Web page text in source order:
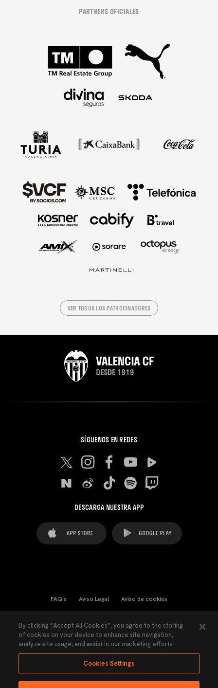
PARTNERS OFICIALES
VER TODOS LOS PATROCINADORES
SÍGUENOS EN REDES
DESCARGA NUESTRA APP
FAQ's Aviso Legal Aviso de cookies
Ley Transparencia Política de Privacidad
Accesibilidad
By clicking “Accept All Cookies”, you agree to the storing
of cookies on your device to enhance site navigation,
analyze site usage, and assist in our marketing efforts.
Cookies Settings